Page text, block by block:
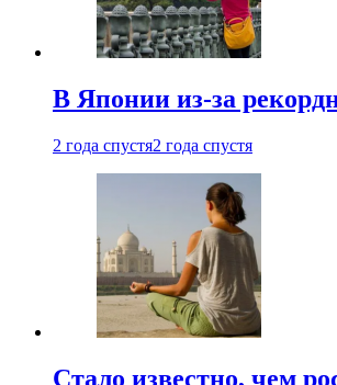
В Японии из-за
2 года спустя2 года спустя
Стало известно, чем